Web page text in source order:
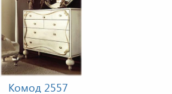
Комод 2557